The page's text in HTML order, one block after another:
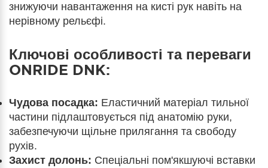
знижуючи навантаження на кисті рук навіть на
нерівному рельєфі.
Ключові особливості та переваги
ONRIDE DNK:
Чудова посадка: Еластичний матеріал тильної
частини підлаштовується під анатомію руки,
забезпечуючи щільне прилягання та свободу
рухів.
Захист долонь: Спеціальні пом'якшуючі вставки